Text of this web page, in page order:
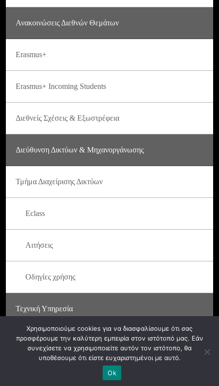
Ανακοινώσεις Διεθνών Θεμάτων
Erasmus+
Erasmus+ Incoming Students
Διεθνείς Σχέσεις & Εξωστρέφεια
Διεύθυνση Δικτύων & Μηχανοργάνωσης
Τμήμα Διαχείρισης Δικτύων
Eclass
Αιτήσεις
Οδηγίες χρήσης
Τεχνική Υπηρεσία
© ASFA 2024. All rights reserved.
Χρησιμοποιούμε cookies για να διασφαλίσουμε ότι σας
προσφέρουμε την καλύτερη εμπειρία στον ιστότοπό μας. Εάν
συνεχίσετε να χρησιμοποιείτε αυτόν τον ιστότοπο, θα
υποθέσουμε ότι είστε ευχαριστημένοι με αυτό.
Ok